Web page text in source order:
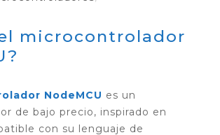
microcontrolador
NodeMCU es un
de bajo precio, inspirado en
con su lenguaje de